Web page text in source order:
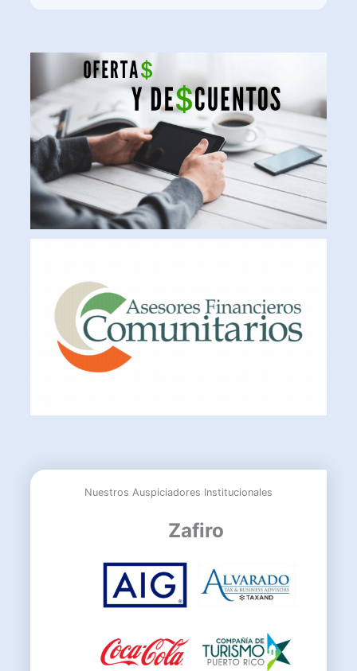
Nuestros Auspiciadores Institucionales
Zafiro